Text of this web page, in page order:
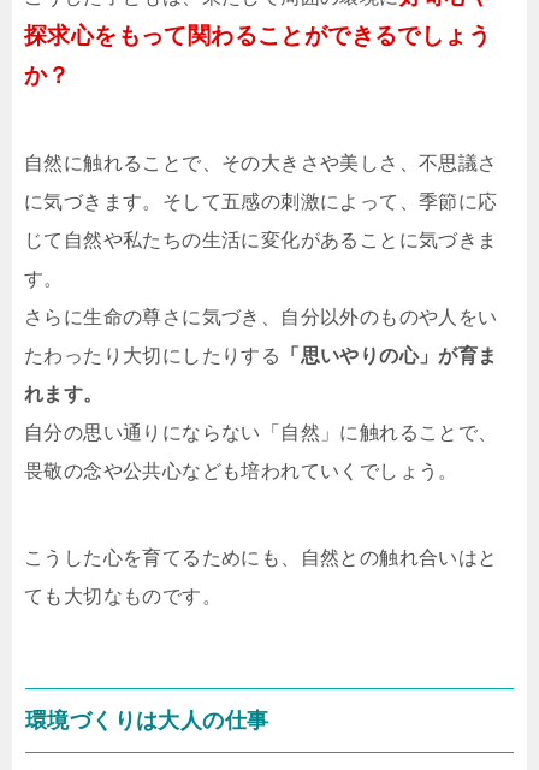
探求心をもって関わることができるでしょう
か？
自然に触れることで、その大きさや美しさ、不思議さ
に気づきます。そして五感の刺激によって、季節に応
じて自然や私たちの生活に変化があることに気づきま
す。
さらに生命の尊さに気づき、自分以外のものや人をい
たわったり大切にしたりする
「思いやりの心」が育ま
れます。
自分の思い通りにならない「自然」に触れることで、
畏敬の念や公共心なども培われていくでしょう。
こうした心を育てるためにも、自然との触れ合いはと
ても大切なものです。
環境づくりは大人の仕事